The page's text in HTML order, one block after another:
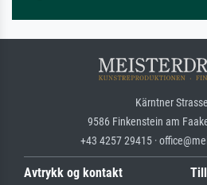
Kärntner
9586 Finkenstein am
+43 4257 29415 ·
Avtrykk og kontakt